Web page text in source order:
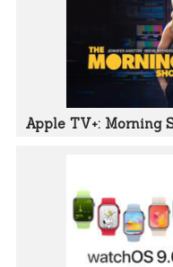
Apple TV+: Morning